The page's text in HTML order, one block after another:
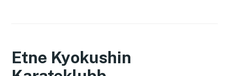
Etne Kyokushin